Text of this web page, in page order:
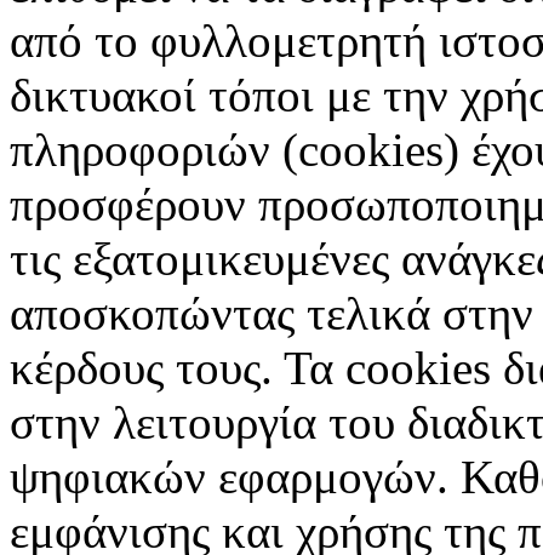
από το φυλλομετρητή
δικτυακοί τόποι με την
πληροφοριών (cookies)
προσφέρουν
τις εξατομικευμένες
αποσκοπώντας τελικά
κέρδους τους. Τα cookies
στην λειτουργία του
ψηφιακών εφαρμογών.
εμφάνισης και χρήσης της